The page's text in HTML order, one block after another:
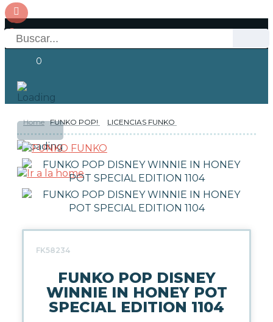
0
Acceso
OFERTAS
RESERVAS
NOVEDADES
FUNKO POP!
LICENCIAS FUNKO
FUNKO POP ANIMACIÓN
Home FUNKO POP! LICENCIAS FUNKO
FUNKO
FK58234
FUNKO POP DISNEY
WINNIE IN HONEY POT
SPECIAL EDITION 1104